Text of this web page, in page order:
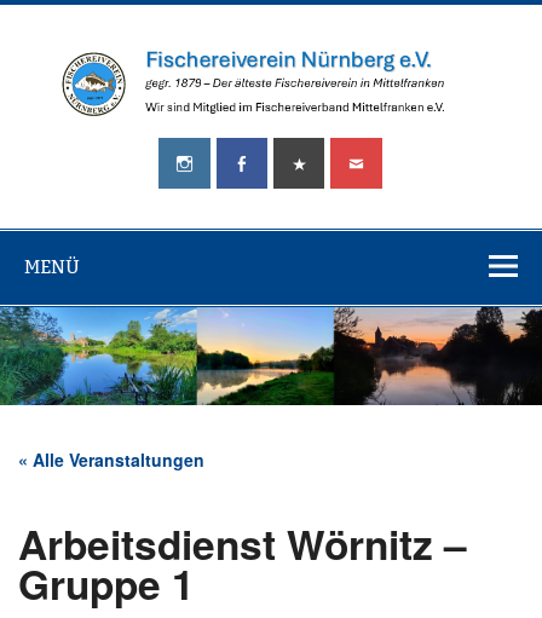
Zum
Nürnberg
Fischereiverein
Mittelfranken!
MENÜ
« Alle Veranstaltungen
Arbeitsdienst Wörnitz –
Gruppe 1